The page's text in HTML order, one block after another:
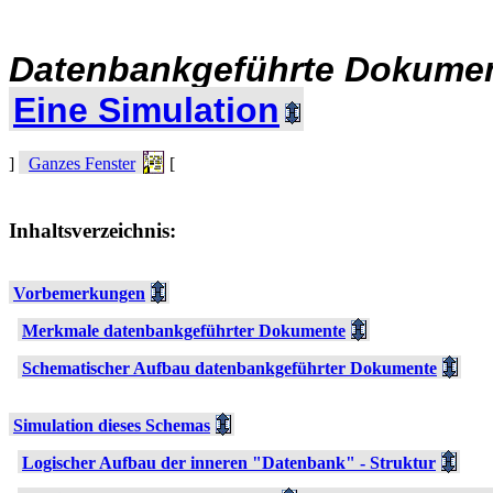
Datenbankgeführte
Eine Simulation
] Ganzes Fenster [
Inhaltsverzeichnis:
Vorbemerkungen
Merkmale datenbankgeführter Dokumente
Schematischer Aufbau datenbankgeführter Dokumente
Simulation dieses Schemas
Logischer Aufbau der inneren "Datenbank" - Struktur